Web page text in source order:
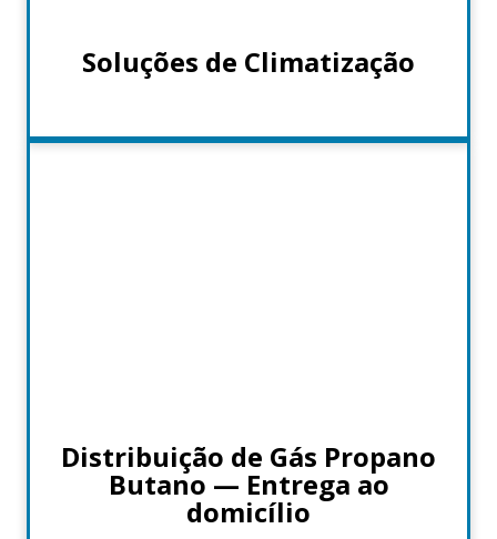
Soluções de Climatização
Distribuição de Gás Propano
Butano — Entrega ao
domicílio